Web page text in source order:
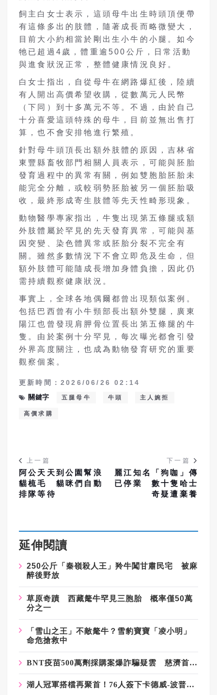
飼主白女士表示，這頭母牛出生時頭頂便帶
有這條多出的肢體，隨著成長而略微變大，
目前大小約相當於剛出生小牛的小腿。如今
牠已超過4歲，體重逾500公斤，日常活動
與進食狀況正常，整體健康情況良好。
白女士指出，自從母牛在網路爆紅後，陸續
有人開出高價希望收購，從數萬元人民幣
（下同）到十多萬元不等。不過，由於自己
十分喜愛這頭特殊的母牛，目前並無出售打
算，也不會安排牠進行繁殖。
針對母牛頭頂長出額外肢體的原因，吉林省
東豐縣畜牧部門相關人員表示，可能與胚胎
發育過程中的異常有關，例如雙胞胎胚胎未
能完全分離，或較弱勢胚胎被另一個胚胎吸
收，最終形成寄生肢體等先天性畸形現象。
動物醫學專家指出，牛隻出現第五條腿或額
外肢體屬於罕見的先天發育異常，可能與基
因突變、染色體異常或胚胎分裂不完全有
關。雖然多數情況下不會立即危及生命，但
額外肢體可能隨成長增加身體負擔，因此仍
需持續觀察健康狀況。
事實上，全球各地偶爾都曾出現類似案例。
包括巴西曾有小牛頸部長出額外雙腿，廣東
陽江也曾發現肩胛骨位置長出第五條腿的牛
隻。由於案例十分罕見，每次曝光都會引發
外界高度關注，也成為動物發育研究的重要
觀察個案。
更新時間：2026/06/26 02:14
關鍵字
五腿母牛 牛頭 主人婉拒
高價求購
上一篇
阿公天天到公園幫浪
貓梳毛 貓咪們自動
排隊等待
下一篇
麗江知名「狗咖」傳
已停業 數十隻哈士
奇疑遭棄養
延伸閱讀
250公斤「秦嶺殺人王」羚牛闖甘肅民宅 被麻
醉後野放
草原奇蹟 西藏氂牛罕見三胞胎 概率僅50萬
分之一
「雪山之王」不敵氂牛？雪豹寶寶「凌小明」
命危搶救中
BNT疫苗500萬劑採購案爆詐騙疑雲 慈濟首發聲明：痛心遺憾 配合司法將追究權益
湖人冠軍搭檔再聚首！76人簽下卡德威-波普 與詹姆斯睽違5年重逢